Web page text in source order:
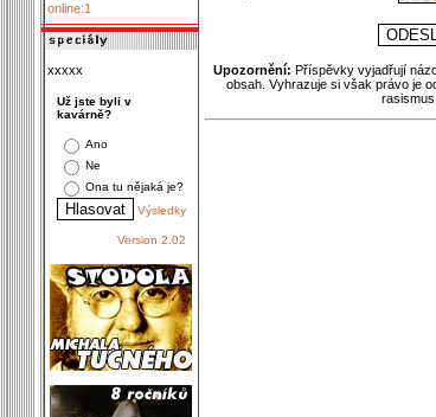
online:1
xxxxx
Už jste byli v
kavárně?
Ano
Ne
Ona tu nějaká je?
Výsledky
Version 2.02
Upozornění: Příspěvky vyjadřují
obsah. Vyhrazuje si však právo je
rasismus